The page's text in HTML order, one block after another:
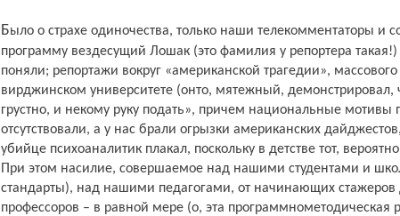
Было о страхе одиночества, только наши телекомментаторы и соорудивший на НТВ
программу вездесущий Лошак (это фамилия у репортера такая!)
поняли; репортажи вокруг «американской трагедии», массового
вирджинском университете (он­то, мятежный, демонстрировал,
грустно, и некому руку подать», причем национальные мотивы
отсутствовали, а у нас брали огрызки американских
убийце психоаналитик плакал, поскольку в детстве тот,
При этом насилие, совершаемое над нашими студентами и
стандарты), над нашими педагогами, от начинающих стажеров
профессоров – в равной мере (о, эта программно­методическая